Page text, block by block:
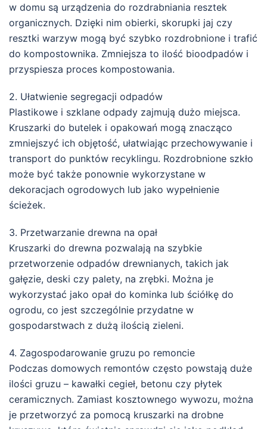
w domu są urządzenia do rozdrabniania resztek
organicznych. Dzięki nim obierki, skorupki jaj czy
resztki warzyw mogą być szybko rozdrobnione i trafić
do kompostownika. Zmniejsza to ilość bioodpadów i
przyspiesza proces kompostowania.
2. Ułatwienie segregacji odpadów
Plastikowe i szklane odpady zajmują dużo miejsca.
Kruszarki do butelek i opakowań mogą znacząco
zmniejszyć ich objętość, ułatwiając przechowywanie i
transport do punktów recyklingu. Rozdrobnione szkło
może być także ponownie wykorzystane w
dekoracjach ogrodowych lub jako wypełnienie
ścieżek.
3. Przetwarzanie drewna na opał
Kruszarki do drewna pozwalają na szybkie
przetworzenie odpadów drewnianych, takich jak
gałęzie, deski czy palety, na zrębki. Można je
wykorzystać jako opał do kominka lub ściółkę do
ogrodu, co jest szczególnie przydatne w
gospodarstwach z dużą ilością zieleni.
4. Zagospodarowanie gruzu po remoncie
Podczas domowych remontów często powstają duże
ilości gruzu – kawałki cegieł, betonu czy płytek
ceramicznych. Zamiast kosztownego wywozu, można
je przetworzyć za pomocą kruszarki na drobne